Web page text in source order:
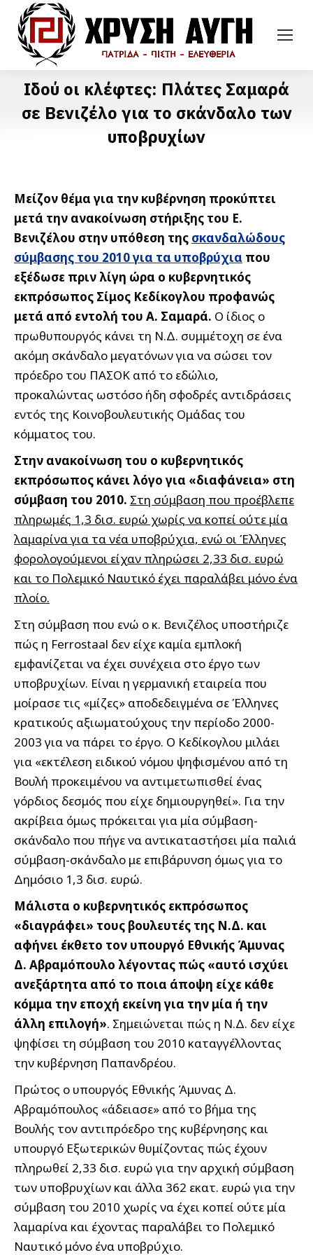
Ιδού οι κλέφτες: Πλάτες Σαμαρά
σε Βενιζέλο για το σκάνδαλο των
υποβρυχίων
Μείζον θέμα για την κυβέρνηση προκύπτει
μετά την ανακοίνωση στήριξης του Ε.
Βενιζέλου στην υπόθεση της σκανδαλώδους
σύμβασης του 2010 για τα υποβρύχια που
εξέδωσε πριν λίγη ώρα ο κυβερνητικός
εκπρόσωπος Σίμος Κεδίκογλου προφανώς
μετά από εντολή του Α. Σαμαρά. Ο ίδιος ο
πρωθυπουργός κάνει τη Ν.Δ. συμμέτοχη σε ένα
ακόμη σκάνδαλο μεγατόνων για να σώσει τον
πρόεδρο του ΠΑΣΟΚ από το εδώλιο,
προκαλώντας ωστόσο ήδη σφοδρές αντιδράσεις
εντός της Κοινοβουλευτικής Ομάδας του
κόμματος του.
Στην ανακοίνωση του ο κυβερνητικός
εκπρόσωπος κάνει λόγο για «διαφάνεια» στη
σύμβαση του 2010. Στη σύμβαση που προέβλεπε
πληρωμές 1,3 δισ. ευρώ χωρίς να κοπεί ούτε μία
λαμαρίνα για τα νέα υποβρύχια, ενώ οι Έλληνες
φορολογούμενοι είχαν πληρώσει 2,33 δισ. ευρώ
και το Πολεμικό Ναυτικό έχει παραλάβει μόνο ένα
πλοίο.
Στη σύμβαση που ενώ ο κ. Βενιζέλος υποστήριζε
πώς η Ferrostaal δεν είχε καμία εμπλοκή
εμφανίζεται να έχει συνέχεια στο έργο των
υποβρυχίων. Είναι η γερμανική εταιρεία που
μοίρασε τις «μίζες» αποδεδειγμένα σε Έλληνες
κρατικούς αξιωματούχους την περίοδο 2000-
2003 για να πάρει το έργο. Ο Κεδίκογλου μιλάει
για «εκτέλεση ειδικού νόμου ψηφισμένου από τη
Βουλή προκειμένου να αντιμετωπισθεί ένας
γόρδιος δεσμός που είχε δημιουργηθεί». Για την
ακρίβεια όμως πρόκειται για μία σύμβαση-
σκάνδαλο που πήγε να αντικαταστήσει μία παλιά
σύμβαση-σκάνδαλο με επιβάρυνση όμως για το
Δημόσιο 1,3 δισ. ευρώ.
Μάλιστα ο κυβερνητικός εκπρόσωπος
«διαγράφει» τους βουλευτές της Ν.Δ. και
αφήνει έκθετο τον υπουργό Εθνικής Άμυνας
Δ. Αβραμόπουλο λέγοντας πώς «αυτό ισχύει
ανεξάρτητα από το ποια άποψη είχε κάθε
κόμμα την εποχή εκείνη για την μία ή την
άλλη επιλογή». Σημειώνεται πώς η Ν.Δ. δεν είχε
ψηφίσει τη σύμβαση του 2010 καταγγέλλοντας
την κυβέρνηση Παπανδρέου.
Πρώτος ο υπουργός Εθνικής Άμυνας Δ.
Αβραμόπουλος «άδειασε» από το βήμα της
Βουλής τον αντιπρόεδρο της κυβέρνησης και
υπουργό Εξωτερικών θυμίζοντας πώς έχουν
πληρωθεί 2,33 δισ. ευρώ για την αρχική σύμβαση
των υποβρυχίων και άλλα 362 εκατ. ευρώ για την
σύμβαση του 2010 χωρίς να έχει κοπεί ούτε μία
λαμαρίνα και έχοντας παραλάβει το Πολεμικό
Ναυτικό μόνο ένα υποβρύχιο.